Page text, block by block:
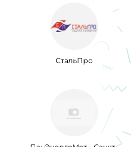
СтальПро